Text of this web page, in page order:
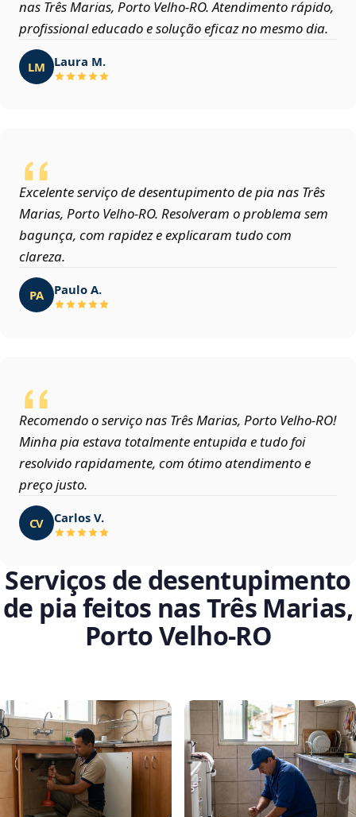
nas Três Marias, Porto Velho‑RO. Atendimento rápido,
profissional educado e solução eficaz no mesmo dia.
LM Laura M.
Excelente serviço de desentupimento de pia nas Três
Marias, Porto Velho‑RO. Resolveram o problema sem
bagunça, com rapidez e explicaram tudo com
clareza.
PA Paulo A.
Recomendo o serviço nas Três Marias, Porto Velho‑RO!
Minha pia estava totalmente entupida e tudo foi
resolvido rapidamente, com ótimo atendimento e
preço justo.
CV Carlos V.
Serviços de desentupimento
de pia feitos nas Três Marias,
Porto Velho‑RO